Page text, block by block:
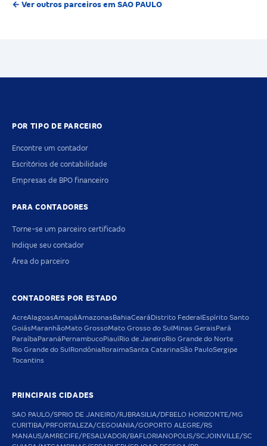
← Ver outros parceiros em SAO PAULO
POR TIPO DE PARCEIRO
Encontre um contador
Escritórios de contabilidade
Empresas de BPO financeiro
PARA CONTADORES
Torne-se um parceiro certificado
Indique seu contador
Área do parceiro
CONTADORES POR ESTADO
AcreAlagoasAmapáAmazonas BahiaCeará Distrito Federal Espírito Santo
GoiásMaranhãoMato GrossoMato Grosso do Sul Minas Gerais Pará
Paraíba Paraná PernambucoPiauíRio de JaneiroRio Grande do Norte
Rio Grande do Sul Rondônia RoraimaSanta CatarinaSão PauloSergipe
Tocantins
PRINCIPAIS CIDADES
SAO PAULO/SPRIO DE JANEIRO/RJBRASILIA/DFBELO HORIZONTE/MG
CURITIBA/PRFORTALEZA/CEGOIANIA/GOPORTO ALEGRE/RS
MANAUS/AMRECIFE/PESALVADOR/BAFLORIANOPOLIS/SCJOINVILLE/SC